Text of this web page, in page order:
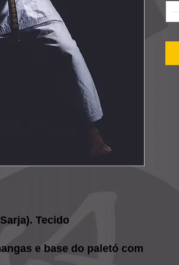
Tecido
e base do paletó com